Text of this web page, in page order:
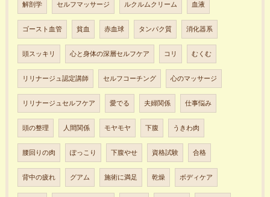
解剖学 セルフマッサージ ルクルムクリーム 血液
ゴースト血管 貧血 赤血球 タンパク質 消化器系
頭スッキリ 心と身体の深層セルフケア コリ むくむ
リリナージュ認定講師 セルフコーチング 心のマッサージ
リリナージュセルフケア 愛でる 夫婦関係 仕事悩み
頭の整理 人間関係 モヤモヤ 下腹 うきわ肉
腰回りの肉 ぽっこり 下腹やせ 資格試験 合格
背中の疲れ グアム 施術に満足 乾燥 ボディケア